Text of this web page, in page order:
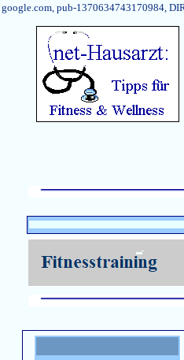
google.com, pub-1370634743170984,